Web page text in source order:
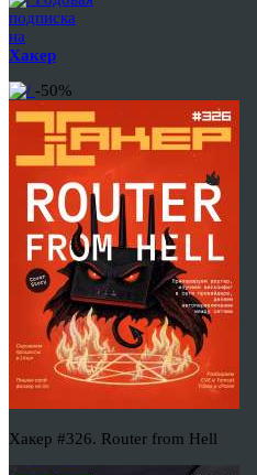
подписка
на
Хакер
-50%
Хакер #326. Router from Hell